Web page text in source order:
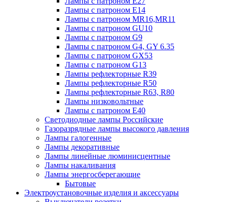
Лампы с патроном Е14
Лампы с патроном MR16,MR11
Лампы с патроном GU10
Лампы с патроном G9
Лампы с патроном G4, GY 6.35
Лампы с патроном GX53
Лампы с патроном G13
Лампы рефлекторные R39
Лампы рефлекторные R50
Лампы рефлекторные R63, R80
Лампы низковольтные
Лампы с патроном Е40
Светодиодные лампы Российские
Газоразрядные лампы высокого давления
Лампы галогенные
Лампы декоративные
Лампы линейные люминисцентные
Лампы накаливания
Лампы энергосберегающие
Бытовые
Электроустановочные изделия и аксессуары